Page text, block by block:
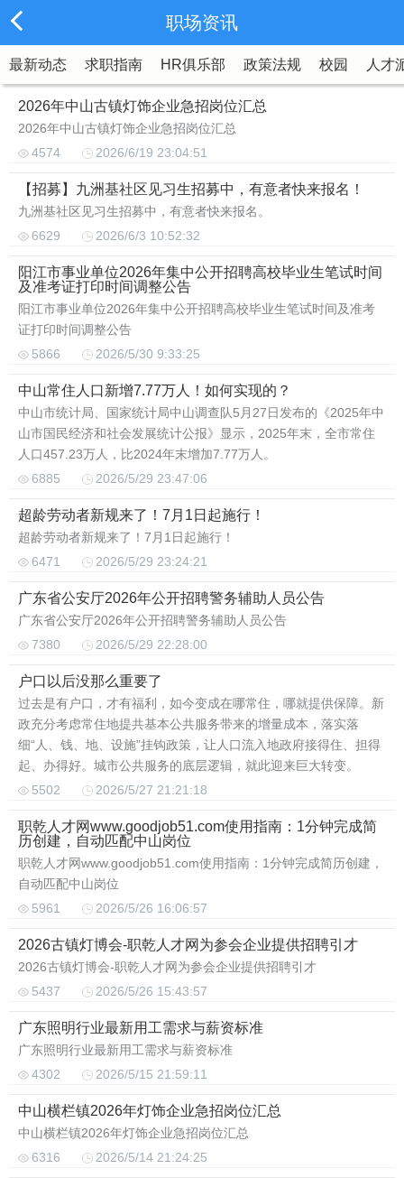
职场资讯
最新动态 求职指南 HR俱乐部 政策法规 校园 人才
2026年中山古镇灯饰企业急招岗位汇总
2026年中山古镇灯饰企业急招岗位汇总
4574
2026/6/19 23:04:51
【招募】九洲基社区见习生招募中，有意者快来报名！
九洲基社区见习生招募中，有意者快来报名。
6629
2026/6/3 10:52:32
阳江市事业单位2026年集中公开招聘高校毕业生笔试时间
及准考证打印时间调整公告
阳江市事业单位2026年集中公开招聘高校毕业生笔试时间及准考
证打印时间调整公告
5866
2026/5/30 9:33:25
中山常住人口新增7.77万人！如何实现的？
中山市统计局、国家统计局中山调查队5月27日发布的《2025年中
山市国民经济和社会发展统计公报》显示，2025年末，全市常住
人口457.23万人，比2024年末增加7.77万人。
6885
2026/5/29 23:47:06
超龄劳动者新规来了！7月1日起施行！
超龄劳动者新规来了！7月1日起施行！
6471
2026/5/29 23:24:21
广东省公安厅2026年公开招聘警务辅助人员公告
广东省公安厅2026年公开招聘警务辅助人员公告
7380
2026/5/29 22:28:00
户口以后没那么重要了
过去是有户口，才有福利，如今变成在哪常住，哪就提供保障。新
政充分考虑常住地提共基本公共服务带来的增量成本，落实落
细“人、钱、地、设施”挂钩政策，让人口流入地政府接得住、担得
起、办得好。城市公共服务的底层逻辑，就此迎来巨大转变。
5502
2026/5/27 21:21:18
职乾人才网www.goodjob51.com使用指南：1分钟完成简
历创建，自动匹配中山岗位
职乾人才网www.goodjob51.com使用指南：1分钟完成简历创建，
自动匹配中山岗位
5961
2026/5/26 16:06:57
2026古镇灯博会-职乾人才网为参会企业提供招聘引才
2026古镇灯博会-职乾人才网为参会企业提供招聘引才
5437
2026/5/26 15:43:57
广东照明行业最新用工需求与薪资标准
广东照明行业最新用工需求与薪资标准
4302
2026/5/15 21:59:11
中山横栏镇2026年灯饰企业急招岗位汇总
中山横栏镇2026年灯饰企业急招岗位汇总
6316
2026/5/14 21:24:25